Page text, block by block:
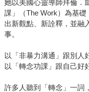
她以美國心靈導師拜倫．
課」（The Work）為基
出新觀點、新詮釋，並融
事。
以「非暴力溝通」跟別人
以「轉念功課」跟自己好
許多人聽到「轉念」一詞